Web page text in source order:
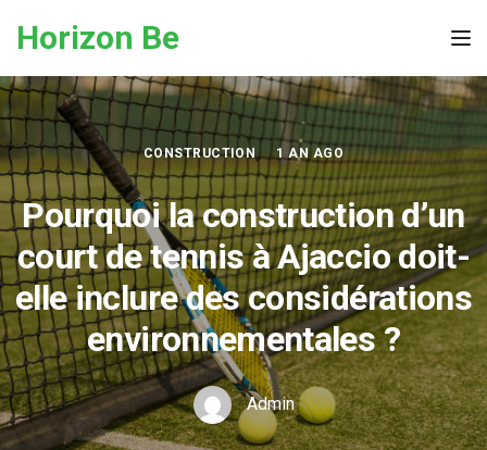
Horizon Be
CONSTRUCTION 1 AN AGO
Pourquoi la construction d’un
court de tennis à Ajaccio doit-
elle inclure des considérations
environnementales ?
Admin